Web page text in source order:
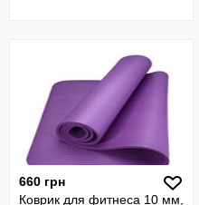
660 грн
Коврик для фитнеса 10 мм,